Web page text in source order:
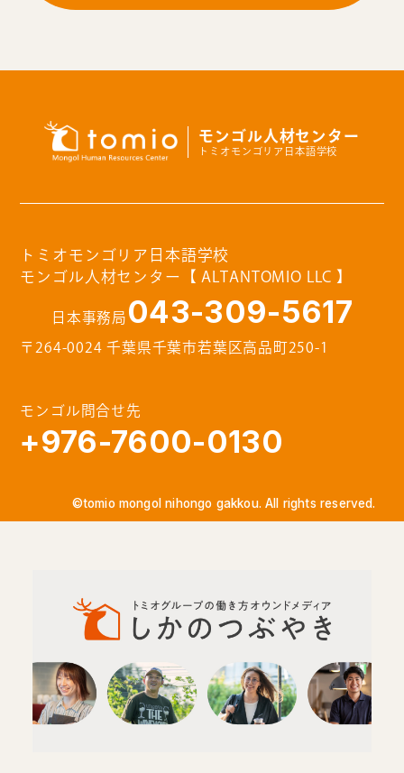
モンゴル人材センター
トミオモンゴリア日本語学校
トミオモンゴリア日本語学校
モンゴル人材センター【 ALTANTOMIO LLC 】
日本事務局 043-309-5617
〒264-0024 千葉県千葉市若葉区高品町250-1
モンゴル問合せ先
+976-7600-0130
©tomio mongol nihongo gakkou. All rights reserved.